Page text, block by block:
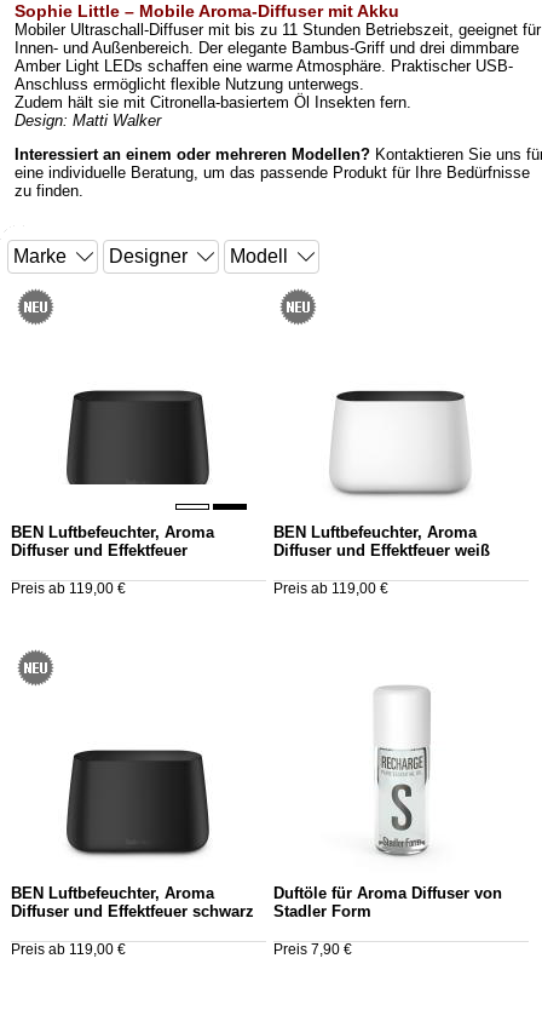
Sophie Little – Mobile Aroma-Diffuser mit Akku
Mobiler Ultraschall-Diffuser mit bis zu 11 Stunden Betriebszeit, geeignet für
Innen- und Außenbereich. Der elegante Bambus-Griff und drei dimmbare
Amber Light LEDs schaffen eine warme Atmosphäre. Praktischer USB-
Anschluss ermöglicht flexible Nutzung unterwegs.
Zudem hält sie mit Citronella-basiertem Öl Insekten fern.
Design: Matti Walker
Interessiert an einem oder mehreren Modellen? Kontaktieren Sie uns
eine individuelle Beratung, um das passende Produkt für Ihre Bedürfnisse
zu finden.
BEN Luftbefeuchter, Aroma
Diffuser und Effektfeuer
Preis ab 119,00 €
BEN Luftbefeuchter, Aroma
Diffuser und Effektfeuer weiß
Preis ab 119,00 €
BEN Luftbefeuchter, Aroma
Diffuser und Effektfeuer schwarz
Preis ab 119,00 €
Duftöle für Aroma Diffuser von
Stadler Form
Preis 7,90 €